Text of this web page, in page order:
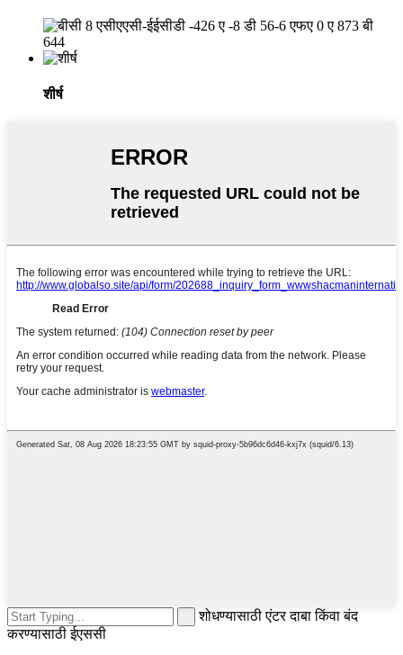
शीर्ष
शोधण्यासाठी एंटर दाबा किंवा बंद
करण्यासाठी ईएससी